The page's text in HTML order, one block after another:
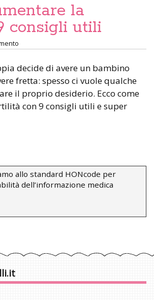
la
consigli utili
decide di avere un bambino
fretta: spesso ci vuole qualche
il proprio desiderio. Ecco come
con 9 consigli utili e super
allo standard HONcode per
dell’informazione medica